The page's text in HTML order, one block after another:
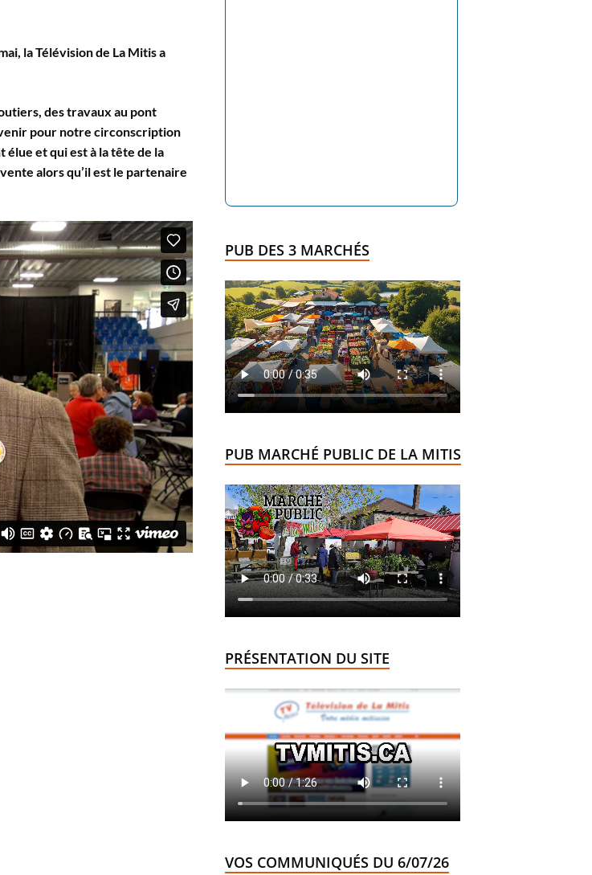
la Télévision de La Mitis a
des travaux au pont
pour notre circonscription
et qui est à la tête de la
alors qu’il est le partenaire
PUB DES 3 MARCHÉS
PUB MARCHÉ PUBLIC DE LA MITIS
PRÉSENTATION DU SITE
VOS COMMUNIQUÉS DU 6/07/26